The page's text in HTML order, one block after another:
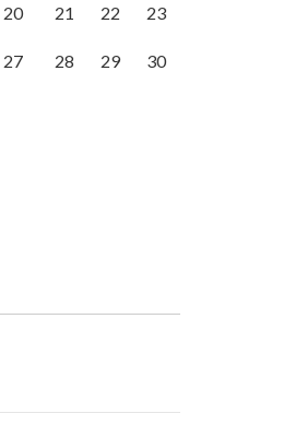
20 21 22 23
27 28 29 30